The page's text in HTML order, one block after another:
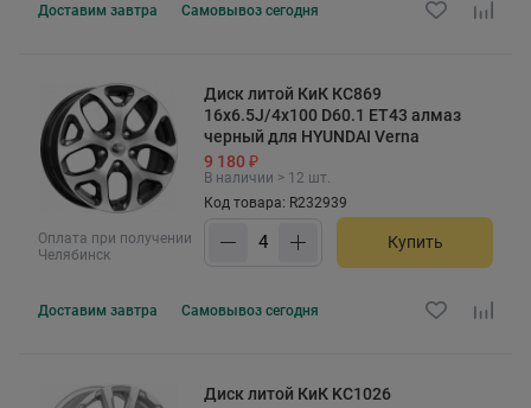
Доставим завтра Самовывоз сегодня
Оплата при получении
Челябинск
Диск литой КиК КС869
16x6.5J/4x100 D60.1 ET43 алмаз
черный для HYUNDAI Verna
9 180 ₽
В наличии > 12 шт.
Код товара: R232939
Купить
Доставим завтра Самовывоз сегодня
Диск литой КиК KC1026